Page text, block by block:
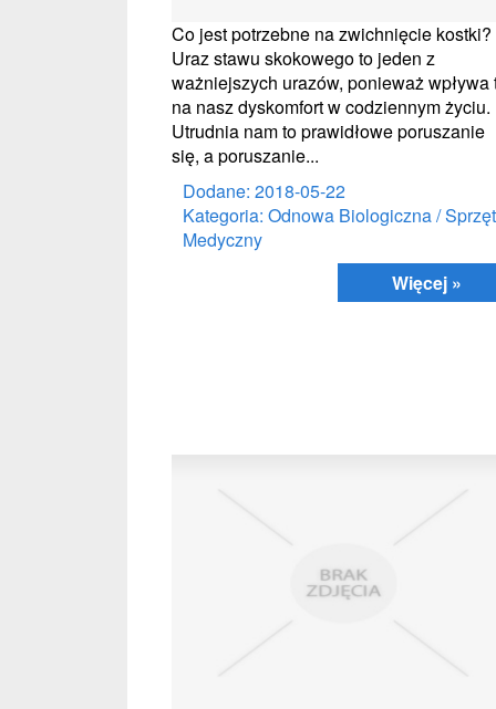
Co jest potrzebne na zwichnięcie kostki?
Uraz stawu skokowego to jeden z
ważniejszych urazów, ponieważ wpływa
na nasz dyskomfort w codziennym życiu.
Utrudnia nam to prawidłowe poruszanie
się, a poruszanie...
Dodane: 2018-05-22
Kategoria: Odnowa Biologiczna / Sprzęt
Medyczny
Więcej »